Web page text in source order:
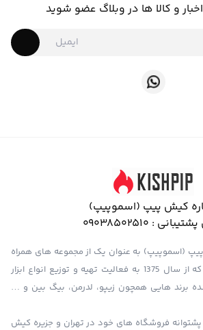
و کالا ها در وبلاگ عضو شوید
کیش پیپ (اسموپیپ)
پشتیبانی : 09038502510
(اسموپیپ) به عنوان یک از مجموعه های همراه
اسموکیش (smokish.ir) که از سال 1375 به فعالیت تهیه و توزیع انواع ابزار
برند هایی همچون زیپو، لدرمن، بیگ بین و …
پشتوانه فروشگاه های خود در تهران و جزیره کیش